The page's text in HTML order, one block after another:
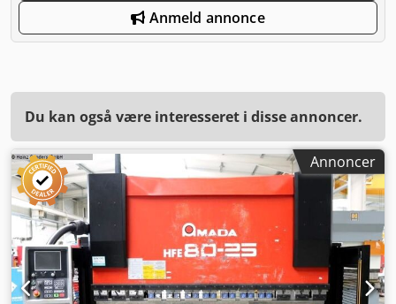
Anmeld annonce
Du kan også være interesseret i disse annoncer.
Annoncer